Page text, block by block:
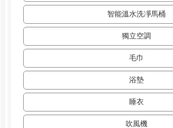
智能溫水洗凈馬桶
獨立空調
毛巾
浴墊
睡衣
吹風機